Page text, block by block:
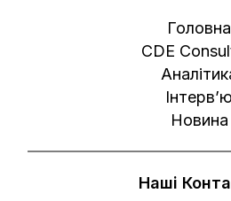
Головна
CDE
Інтерв’ю
Новина
Наші